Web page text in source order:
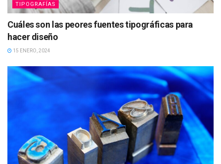
TIPOGRAFÍAS
Cuáles son las peores fuentes tipográficas para
hacer diseño
15 ENERO, 2024